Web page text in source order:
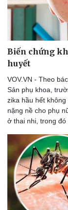
Du lịch
Tư vấn
Săn Tour
check-in
Biến chứng
huyết
VOV.VN - Theo
Sản phụ khoa,
zika hầu hết
nặng nề cho phụ
ở thai nhi, trong đó